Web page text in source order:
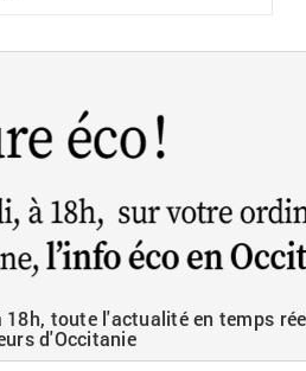
toute l'actualité en temps
d'Occitanie